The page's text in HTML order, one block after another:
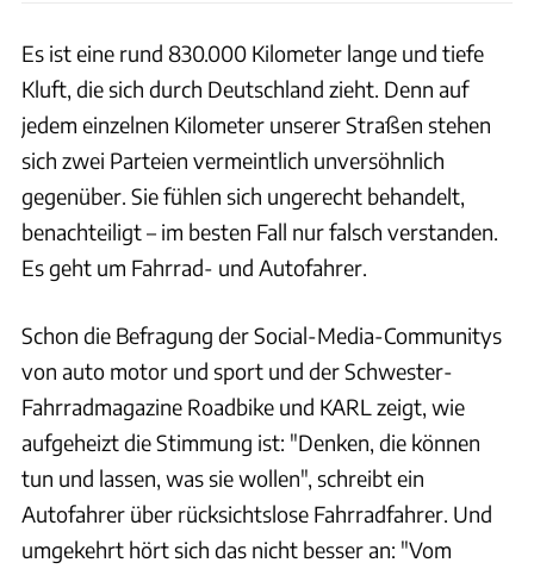
Es ist eine rund 830.000 Kilometer lange und tiefe
Kluft, die sich durch Deutschland zieht. Denn auf
jedem einzelnen Kilometer unserer Straßen stehen
sich zwei Parteien vermeintlich unversöhnlich
gegenüber. Sie fühlen sich ungerecht behandelt,
benachteiligt – im besten Fall nur falsch verstanden.
Es geht um Fahrrad- und Autofahrer.
Schon die Befragung der Social-Media-Communitys
von auto motor und sport und der Schwester-
Fahrradmagazine Roadbike und KARL zeigt, wie
aufgeheizt die Stimmung ist: "Denken, die können
tun und lassen, was sie wollen", schreibt ein
Autofahrer über rücksichtslose Fahrradfahrer. Und
umgekehrt hört sich das nicht besser an: "Vom